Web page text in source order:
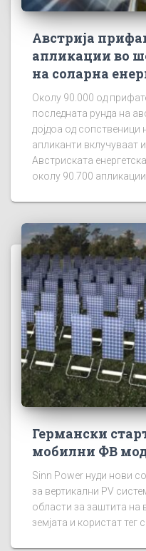
Австрија
апликации во
на соларна
Околу 90.000 од
последната рунда на
дојдоа од сопственици
апликанти вклучуваат
Австриската
околу 90.700
Германски
мобилни ФВ
Sinn Power нуди нови
за вертикални PV
области за заштита на
земјата и користат тег